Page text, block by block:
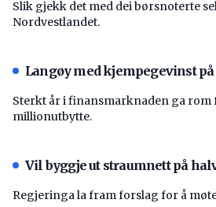
Slik gjekk det med dei børsnoterte
Nordvestlandet.
Langøy med kjempegevinst
Sterkt år i finansmarknaden ga
millionutbytte.
Vil byggje ut straumnett på
Regjeringa la fram forslag for å